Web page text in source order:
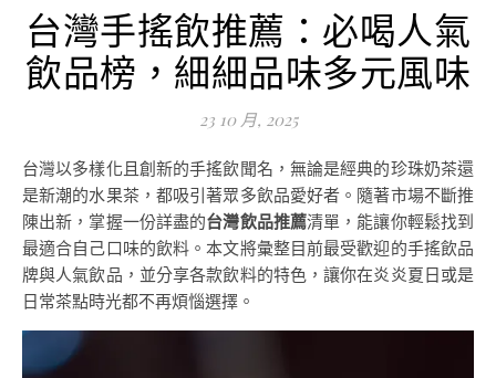
台灣手搖飲推薦：必喝人氣
飲品榜，細細品味多元風味
23 10 月, 2025
台灣以多樣化且創新的手搖飲聞名，無論是經典的珍珠奶茶還
是新潮的水果茶，都吸引著眾多飲品愛好者。隨著市場不斷推
陳出新，掌握一份詳盡的台灣飲品推薦清單，能讓你輕鬆找到
最適合自己口味的飲料。本文將彙整目前最受歡迎的手搖飲品
牌與人氣飲品，並分享各款飲料的特色，讓你在炎炎夏日或是
日常茶點時光都不再煩惱選擇。